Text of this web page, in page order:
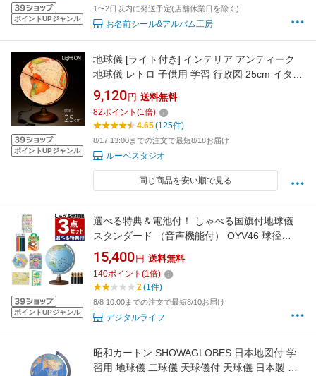
ポイントUPジャンル
1〜2日以内に発送予定(店舗休業日を除く)
お名前シール&アルバム工房
ポイントUPジャンル
地球儀 [ライト付き] インテリア アンティーク
地球儀 レトロ 子供用 学習 行政図 25cm イタリ
ア製 LEDライト おしゃれ おすすめ
9,120 円 送料無料
82ポイント (1倍)
4.65(125件)
8/17 13:00までの注文で最短8/18お届け
ルーペスタジオ
同じ商品を安い順で見る
ポイントUPジャンル
選べる特典＆電池付！ しゃべる国旗付地球儀
スタンダード （音声機能付） OYV46 球径
20cm レイメイ藤井 地球儀 しゃべる 子供用 プ
レゼント（デジタルライフ）
15,400 円 送料無料
140ポイント (1倍)
2(1件)
8/8 10:00までの注文で最短8/10お届け
デジタルライフ
昭和カートン SHOWAGLOBES 日本地図付 学
習用 地球儀 二球儀 天球儀付 天球儀 日本製 行